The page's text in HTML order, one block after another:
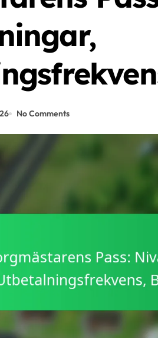
No Comments